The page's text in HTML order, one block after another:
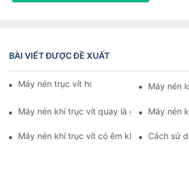
BÀI VIẾT ĐƯỢC ĐỀ XUẤT
Máy nén trục vít hoạt động như thế nào
Máy nén
Máy nén khí trục vít quay là gì Máy nén
Máy nén khí trục vít có êm khôngCách sử